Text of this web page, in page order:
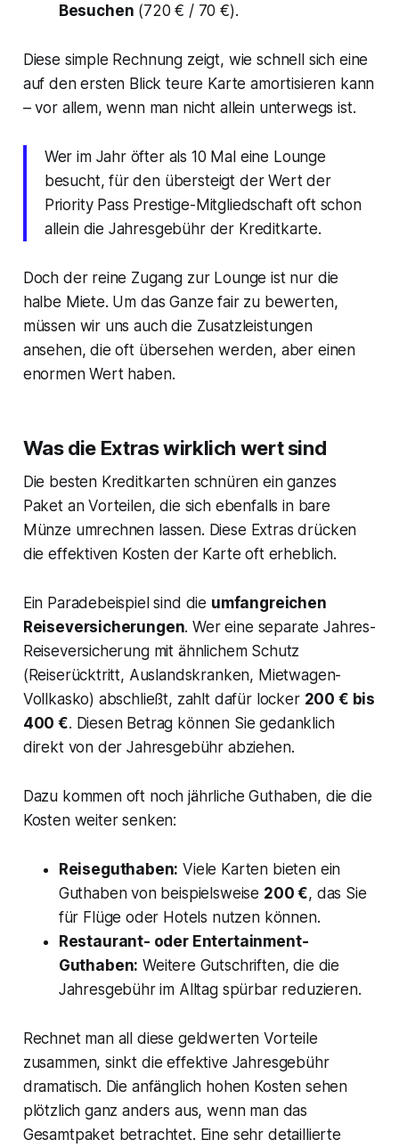
Besuchen (720 € / 70 €).
Diese simple Rechnung zeigt, wie schnell sich eine
auf den ersten Blick teure Karte amortisieren kann
– vor allem, wenn man nicht allein unterwegs ist.
Wer im Jahr öfter als 10 Mal eine Lounge
besucht, für den übersteigt der Wert der
Priority Pass Prestige-Mitgliedschaft oft schon
allein die Jahresgebühr der Kreditkarte.
Doch der reine Zugang zur Lounge ist nur die
halbe Miete. Um das Ganze fair zu bewerten,
müssen wir uns auch die Zusatzleistungen
ansehen, die oft übersehen werden, aber einen
enormen Wert haben.
Was die Extras wirklich wert sind
Die besten Kreditkarten schnüren ein ganzes
Paket an Vorteilen, die sich ebenfalls in bare
Münze umrechnen lassen. Diese Extras drücken
die effektiven Kosten der Karte oft erheblich.
Ein Paradebeispiel sind die umfangreichen
Reiseversicherungen. Wer eine separate Jahres-
Reiseversicherung mit ähnlichem Schutz
(Reiserücktritt, Auslandskranken, Mietwagen-
Vollkasko) abschließt, zahlt dafür locker 200 € bis
400 €. Diesen Betrag können Sie gedanklich
direkt von der Jahresgebühr abziehen.
Dazu kommen oft noch jährliche Guthaben, die die
Kosten weiter senken:
Reiseguthaben: Viele Karten bieten ein
Guthaben von beispielsweise 200 €, das Sie
für Flüge oder Hotels nutzen können.
Restaurant- oder Entertainment-
Guthaben: Weitere Gutschriften, die die
Jahresgebühr im Alltag spürbar reduzieren.
Rechnet man all diese geldwerten Vorteile
zusammen, sinkt die effektive Jahresgebühr
dramatisch. Die anfänglich hohen Kosten sehen
plötzlich ganz anders aus, wenn man das
Gesamtpaket betrachtet. Eine sehr detaillierte